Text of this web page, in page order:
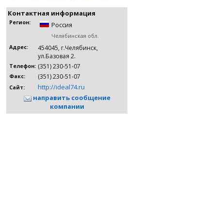
Контактная информация
Регион: Россия
Челябинская обл.
Адрес:
454045, г.Челябинск,
ул.Базовая 2.
Телефон: (351) 230-51-07
Факс: (351) 230-51-07
Сайт:
http://ideal74.ru
направить сообщение
компании